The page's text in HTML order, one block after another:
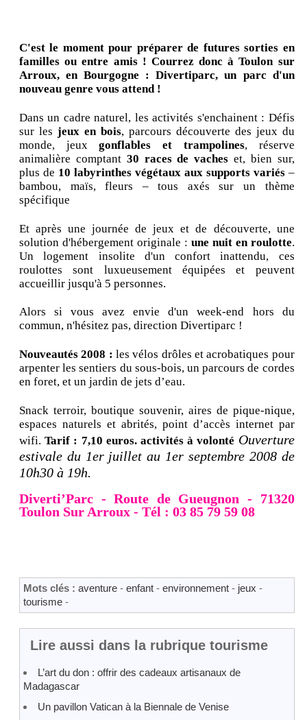
C'est le moment pour préparer de futures sorties en
familles ou entre amis ! Courrez donc à Toulon sur
Arroux, en Bourgogne : Divertiparc, un parc d'un
nouveau genre vous attend !
Dans un cadre naturel, les activités s'enchainent : Défis
sur les jeux en bois, parcours découverte des jeux du
monde, jeuxgonflables et trampolines, réserve
animalière comptant 30 races de vaches et, bien sur,
plus de 10 labyrinthes végétaux aux supports variés–
bambou, maïs, fleurs – tous axés sur un thème
spécifique
Et après une journée de jeux et de découverte, une
solution d'hébergement originale : une nuit en roulotte.
Un logement insolite d'un confort inattendu, ces
roulottes sont luxueusement équipées et peuvent
accueillir jusqu'à 5 personnes.
Alors si vous avez envie d'un week-end hors du
commun, n'hésitez pas, direction Divertiparc !
Nouveautés 2008 : les vélos drôles et acrobatiques pour
arpenter les sentiers du sous-bois, un parcours de cordes
en foret, et un jardin de jets d’eau.
Snack terroir, boutique souvenir, aires de pique-nique,
espaces naturels et abrités, point d’accès internet par
wifi.Tarif : 7,10 euros. activités à volonté Ouverture
estivale du 1er juillet au 1er septembre 2008 de
10h30 à 19h.
Diverti’Parc - Route de Gueugnon - 71320
Toulon Sur Arroux - Tél : 03 85 79 59 08
Mots clés : aventure - enfant - environnement - jeux -
tourisme -
Lire aussi dans la rubrique tourisme
L’art du don : offrir des cadeaux artisanaux de
Madagascar
Un pavillon Vatican à la Biennale de Venise